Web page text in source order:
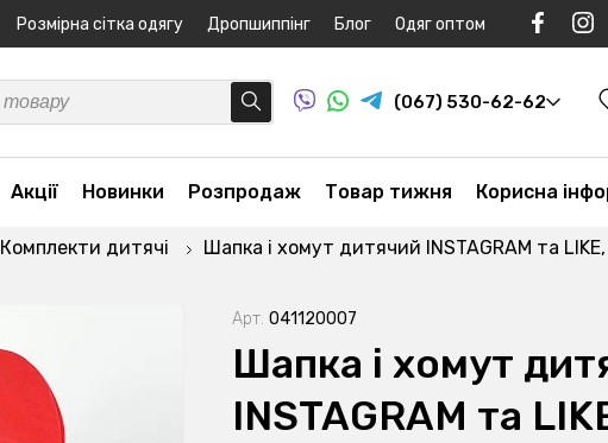
Розмірна сітка одягу Дропшиппінг Блог Одяг оптом
(067) 530-62-62
Акції Новинки Розпродаж Товар тижня Корисна
Комплекти дитячі Шапка і хомут дитячий INSTAGRAM та
Арт. 041120007
Шапка і хомут
INSTAGRAM та